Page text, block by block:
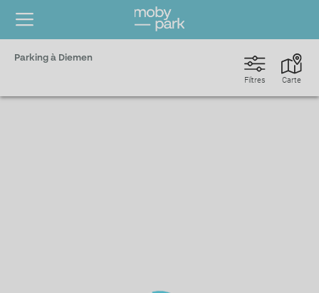
Parking à Diemen
Carte
Filtres